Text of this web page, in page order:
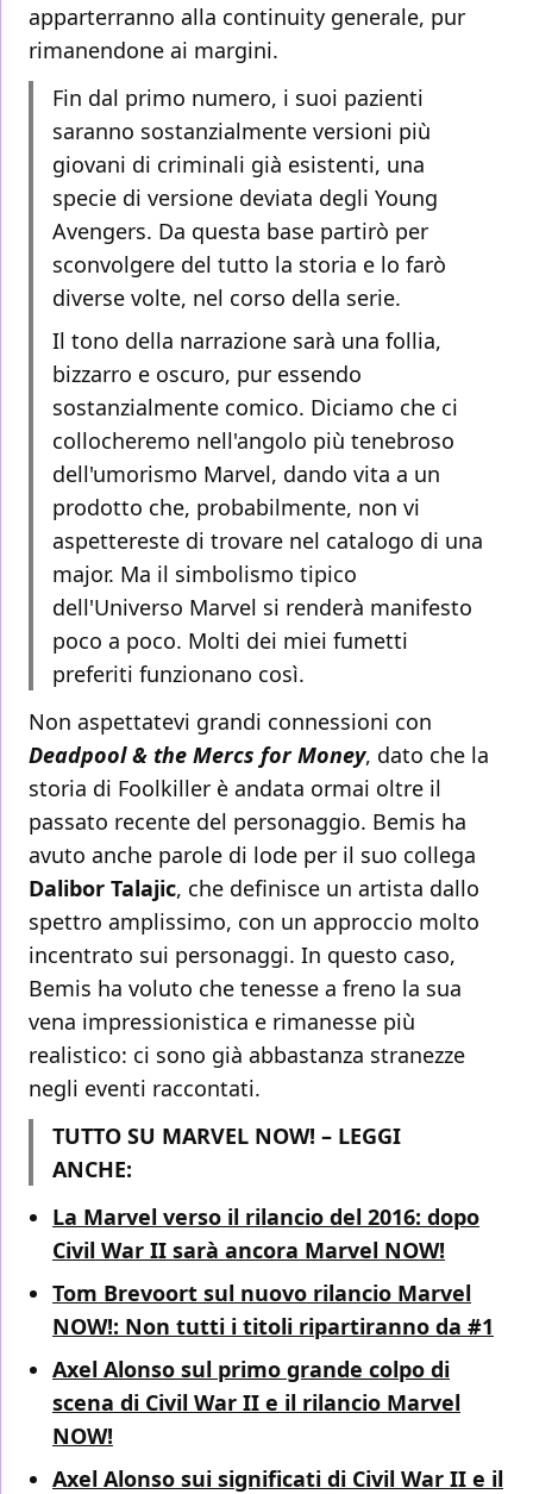
apparterranno alla continuity generale, pur
rimanendone ai margini.
Fin dal primo numero, i suoi pazienti
saranno sostanzialmente versioni più
giovani di criminali già esistenti, una
specie di versione deviata degli Young
Avengers. Da questa base partirò per
sconvolgere del tutto la storia e lo farò
diverse volte, nel corso della serie.
Il tono della narrazione sarà una follia,
bizzarro e oscuro, pur essendo
sostanzialmente comico. Diciamo che ci
collocheremo nell'angolo più tenebroso
dell'umorismo Marvel, dando vita a un
prodotto che, probabilmente, non vi
aspettereste di trovare nel catalogo di una
major. Ma il simbolismo tipico
dell'Universo Marvel si renderà manifesto
poco a poco. Molti dei miei fumetti
preferiti funzionano così.
Non aspettatevi grandi connessioni con
Deadpool & the Mercs for Money, dato che la
storia di Foolkiller è andata ormai oltre il
passato recente del personaggio. Bemis ha
avuto anche parole di lode per il suo collega
Dalibor Talajic, che definisce un artista dallo
spettro amplissimo, con un approccio molto
incentrato sui personaggi. In questo caso,
Bemis ha voluto che tenesse a freno la sua
vena impressionistica e rimanesse più
realistico: ci sono già abbastanza stranezze
negli eventi raccontati.
TUTTO SU MARVEL NOW! – LEGGI
ANCHE:
La Marvel verso il rilancio del 2016: dopo
Civil War II sarà ancora Marvel NOW!
Tom Brevoort sul nuovo rilancio Marvel
NOW!: Non tutti i titoli ripartiranno da #1
Axel Alonso sul primo grande colpo di
scena di Civil War II e il rilancio Marvel
NOW!
Axel Alonso sui significati di Civil War II e il